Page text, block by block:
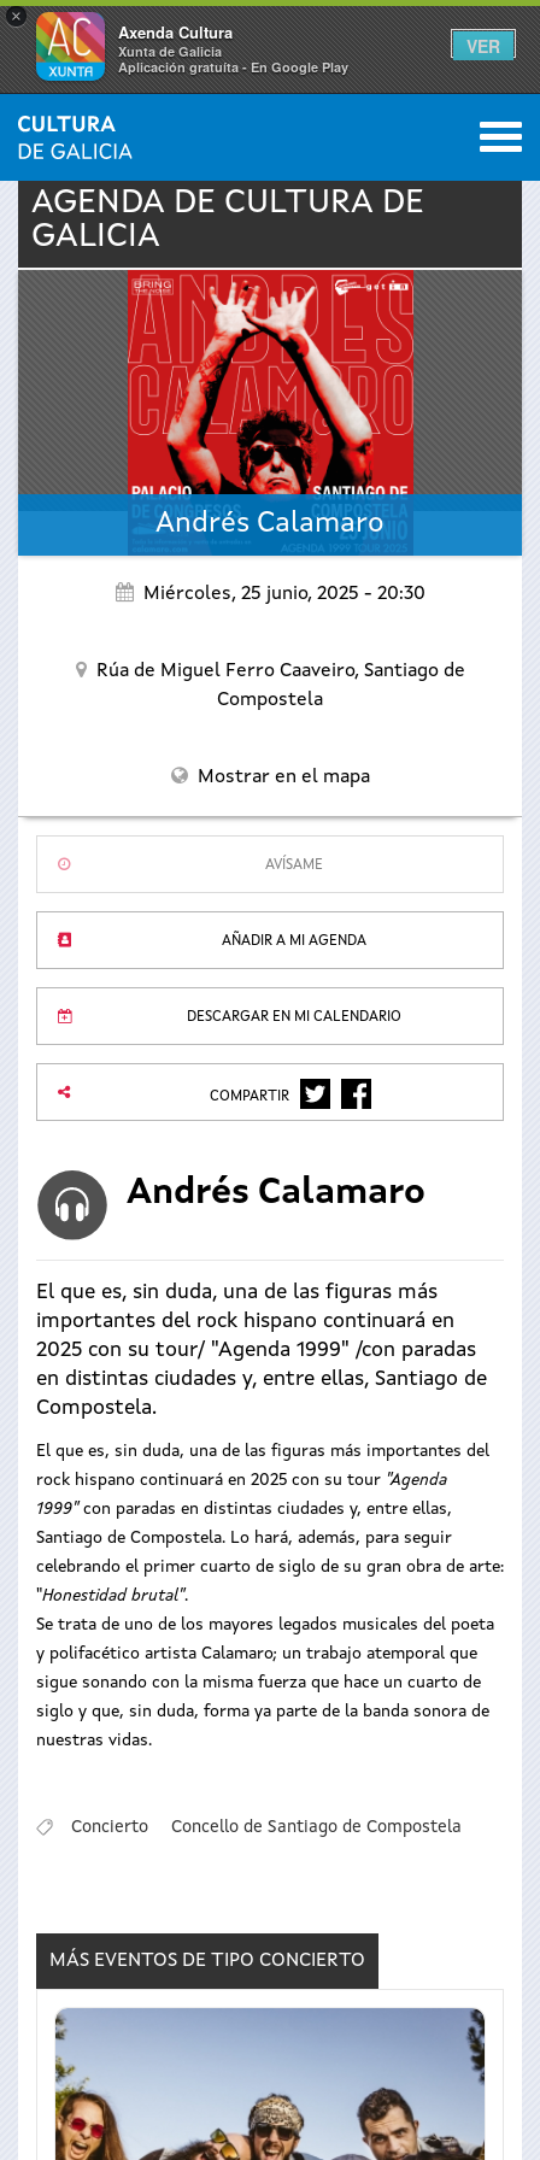
×
Axenda Cultura
Xunta de Galicia
Aplicación gratuíta - En Google Play
VER
Se
encuentra
INICIO › ACTUALIDAD 0
AGENDA DE CULTURA DE
GALICIA
Andrés Calamaro
Miércoles, 25 junio, 2025 - 20:30
Rúa de Miguel Ferro Caaveiro, Santiago de
Compostela
Mostrar en el mapa
AVÍSAME
AÑADIR A MI AGENDA
DESCARGAR EN MI CALENDARIO
COMPARTIR TWITTERFACEBOOK
Andrés Calamaro
El que es, sin duda, una de las figuras más
importantes del rock hispano continuará en
2025 con su tour/ "Agenda 1999" /con paradas
en distintas ciudades y, entre ellas, Santiago de
Compostela.
El que es, sin duda, una de las figuras más importantes del
rock hispano continuará en 2025 con su tour "Agenda
1999" con paradas en distintas ciudades y, entre ellas,
Santiago de Compostela. Lo hará, además, para seguir
celebrando el primer cuarto de siglo de su gran obra de arte:
"Honestidad brutal".
Se trata de uno de los mayores legados musicales del poeta
y polifacético artista Calamaro; un trabajo atemporal que
sigue sonando con la misma fuerza que hace un cuarto de
siglo y que, sin duda, forma ya parte de la banda sonora de
nuestras vidas.
Concierto Concello de Santiago de Compostela
MÁS EVENTOS DE TIPO CONCIERTO